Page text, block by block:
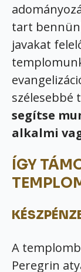
tart
javakat
szélesebbé
segítse
alkalmi
ÍGY
A
Peregrin